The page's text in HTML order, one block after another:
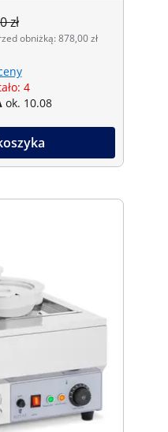
zł
obniżką: 878,00 zł
4
ok. 10.08